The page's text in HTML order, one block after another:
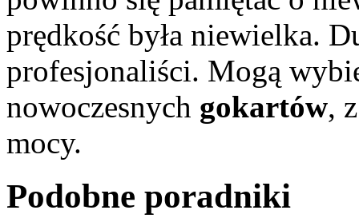
prędkość była niewielka.
profesjonaliści. Mogą
nowoczesnych gokartów,
mocy.
Podobne poradniki